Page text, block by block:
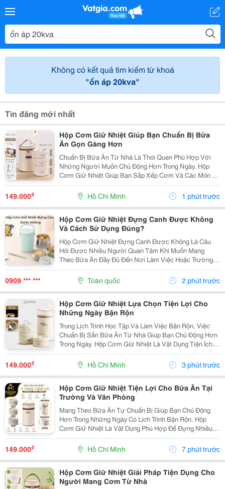
Không có kết quả tìm kiếm từ khoá
"ổn áp 20kva"
Tin đăng mới nhất
Hộp Cơm Giữ Nhiệt Giúp Bạn Chuẩn Bị Bữa
Ăn Gọn Gàng Hơn
Chuẩn Bị Bữa Ăn Từ Nhà Là Thói Quen Phù Hợp Với
Những Người Muốn Chủ Động Hơn Trong Ngày. Hộp
Cơm Giữ Nhiệt Giúp Bạn Sắp Xếp Cơm Và Các Món Ăn
Kèm Gọn Gàng, Thuận Tiện Mang Theo Đến Trường,
Văn Phòng Hoặc Trong Những Chuyến Đi. Chọn Hộp Có
Số Ngăn...
149.000₫ Hồ Chí Minh 1 phút trước
Hộp Cơm Giữ Nhiệt Đựng Canh Được Không
Và Cách Sử Dụng Đúng?
Hộp Cơm Giữ Nhiệt Đựng Canh Được Không Là Câu
Hỏi Được Nhiều Người Quan Tâm Khi Muốn Mang
Theo Bữa Ăn Đầy Đủ Đến Nơi Làm Việc Hoặc Trường
Học. So Với Cơm Hay Thức Ăn Khô, Canh Là Món Ăn
Có Nhiều Nước Nên Người Dùng Thường Lo Ngại Về
Khả Năng Giữ...
0909 *** *** Toàn quốc 2 phút trước
Hộp Cơm Giữ Nhiệt Lựa Chọn Tiện Lợi Cho
Những Ngày Bận Rộn
Trong Lịch Trình Học Tập Và Làm Việc Bận Rộn, Việc
Chuẩn Bị Sẵn Bữa Ăn Từ Nhà Giúp Bạn Chủ Động Hơn
Trong Ngày. Hộp Cơm Giữ Nhiệt Là Vật Dụng Tiện Ích,
Hỗ Trợ Mang Theo Cơm Và Các Món Ăn Một Cách Gọn
Gàng, Phù Hợp Với Nhiều Nhu Cầu Sử Dụng. Chọn...
149.000₫ Hồ Chí Minh 3 phút trước
Hộp Cơm Giữ Nhiệt Tiện Lợi Cho Bữa Ăn Tại
Trường Và Văn Phòng
Mang Theo Bữa Ăn Tự Chuẩn Bị Giúp Bạn Chủ Động
Hơn Trong Những Ngày Có Lịch Trình Bận Rộn. Hộp
Cơm Giữ Nhiệt Là Vật Dụng Phù Hợp Để Đựng Nhiều
Món Ăn, Dễ Dàng Mang Theo Khi Đi Học, Đi Làm Hoặc
Tham Gia Các Hoạt Động Bên Ngoài. Lựa Chọn Hộp Có
Nhiều...
149.000₫ Hồ Chí Minh 7 phút trước
Hộp Cơm Giữ Nhiệt Giải Pháp Tiện Dụng Cho
Người Mang Cơm Từ Nhà